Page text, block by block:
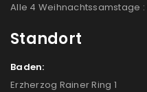
Alle 4 Weihnachtssamstage :
Standort
Baden:
Erzherzog Rainer Ring 1